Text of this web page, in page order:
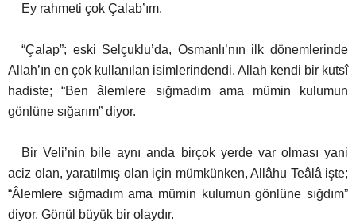
Ey rahmeti çok Çalab’ım.
“Çalap”; eski Selçuklu’da, Osmanlı’nın ilk dönemlerinde
Allah’ın en çok kullanılan isimlerindendi. Allah kendi bir kutsî
hadiste; “Ben âlemlere sığmadım ama mümin kulumun
gönlüne sığarım” diyor.
Bir Veli’nin bile aynı anda birçok yerde var olması yani
aciz olan, yaratılmış olan için mümkünken, Allâhu Teâlâ işte;
“Âlemlere sığmadım ama mümin kulumun gönlüne sığdım”
diyor. Gönül büyük bir olaydır.